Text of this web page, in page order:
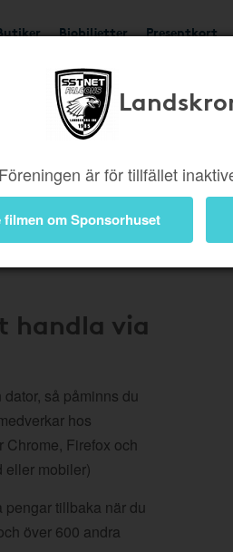
Biobiljetter Presentkort
Föreningen är för tillfället
filmen om Sponsorhuset
Handla
handla via
så påminns du
hos
Chrome, Firefox och
eller mobiler)
pengar tillbaka när du
över 600 andra